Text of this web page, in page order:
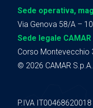
Sede operativa,
Via Genova 58/A –
Sede legale CAMAR
Corso Montevecchio
© 2026 CAMAR S.p.A.
P.IVA IT00468620018